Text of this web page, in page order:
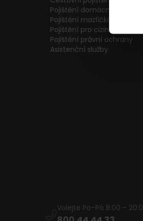
Pojištění domácnosti
Pojištění mazlíčků
Pojištění pro cizince
Pojištění právní ochrany
Asistenční služby
Volejte Po–Pá 8:00 –